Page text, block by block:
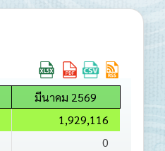
มีนาคม 2569
1,929,116
0